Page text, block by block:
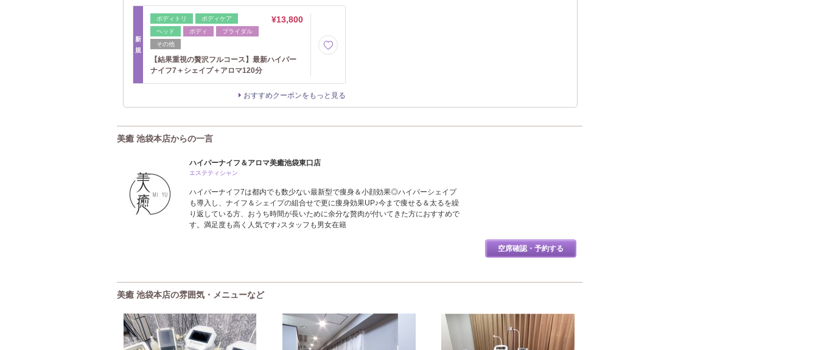
新
規
ボディトリ
ボディケア
ヘッド
ボディ
ブライダル
その他
¥13,800
【結果重視の贅沢フルコース】最新ハイパー
ナイフ7＋シェイプ＋アロマ120分
おすすめクーポンをもっと見る
美癒 池袋本店からの一言
ハイパーナイフ＆アロマ美癒池袋東口店
エステティシャン
ハイパーナイフ7は都内でも数少ない最新型で痩身＆小顔効果◎ハイパーシェイプ
も導入し、ナイフ＆シェイプの組合せで更に痩身効果UP♪今まで痩せる＆太るを繰
り返している方、おうち時間が長いために余分な贅肉が付いてきた方におすすめで
す。満足度も高く人気です♪スタッフも男女在籍
空席確認・予約する
美癒 池袋本店の雰囲気・メニューなど